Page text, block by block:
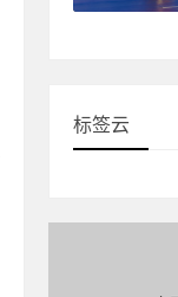
标签云